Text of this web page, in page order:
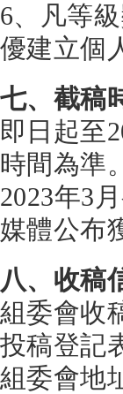
6、凡等
優建立個
七、截稿
即日起至
時間為準。
2023年3
媒體公布
八、收稿
組委會收
投稿登記
組委會地